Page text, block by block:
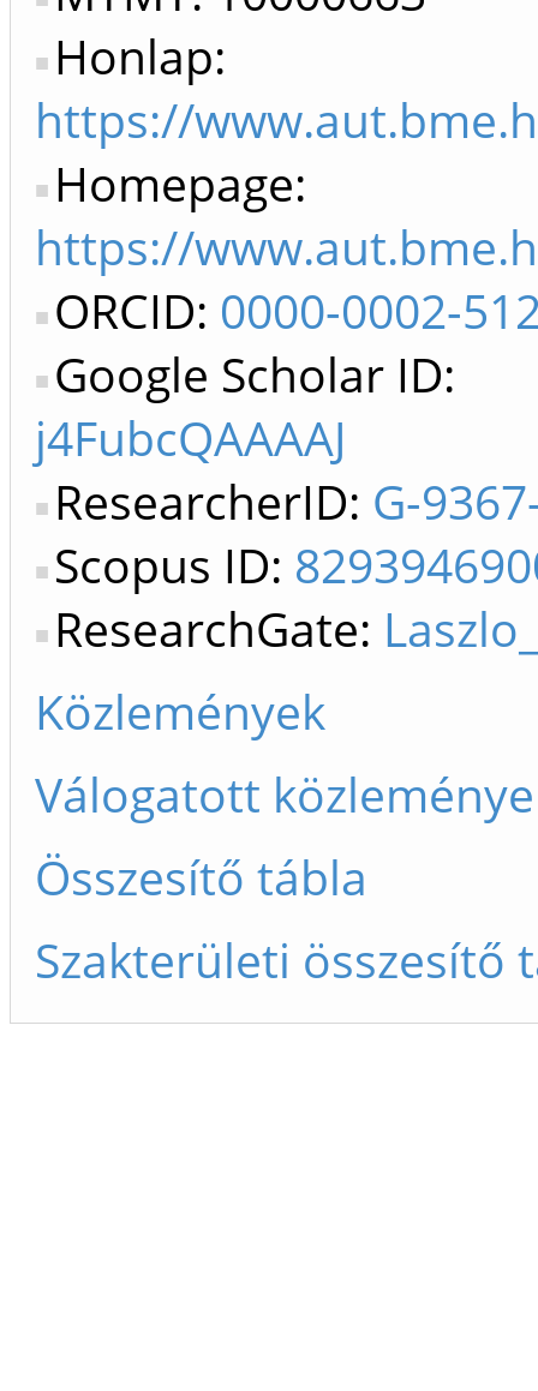
Honlap:
https://
Homepage:
https://
ORCID: 0000-0002-
Google Scholar ID:
j4FubcQAAAAJ
ResearcherID: G-
Scopus ID:
ResearchGate:
Közlemények
Válogatott
Összesítő tábla
Szakterületi összesítő